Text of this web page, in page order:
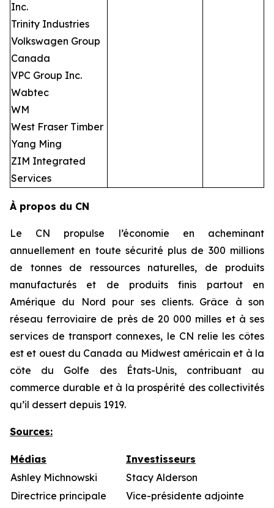
Inc.
Trinity Industries
Volkswagen Group
Canada
VPC Group Inc.
Wabtec
WM
West Fraser Timber
Yang Ming
ZIM Integrated
Services
À propos du CN
Le CN propulse l’économie en acheminant
annuellement en toute sécurité plus de 300 millions
de tonnes de ressources naturelles, de produits
manufacturés et de produits finis partout en
Amérique du Nord pour ses clients. Grâce à son
réseau ferroviaire de près de 20 000 milles et à ses
services de transport connexes, le CN relie les côtes
est et ouest du Canada au Midwest américain et à la
côte du Golfe des États-Unis, contribuant au
commerce durable et à la prospérité des collectivités
qu’il dessert depuis 1919.
Sources:
Médias
Investisseurs
Ashley Michnowski
Stacy Alderson
Directrice principale
Vice-présidente adjointe